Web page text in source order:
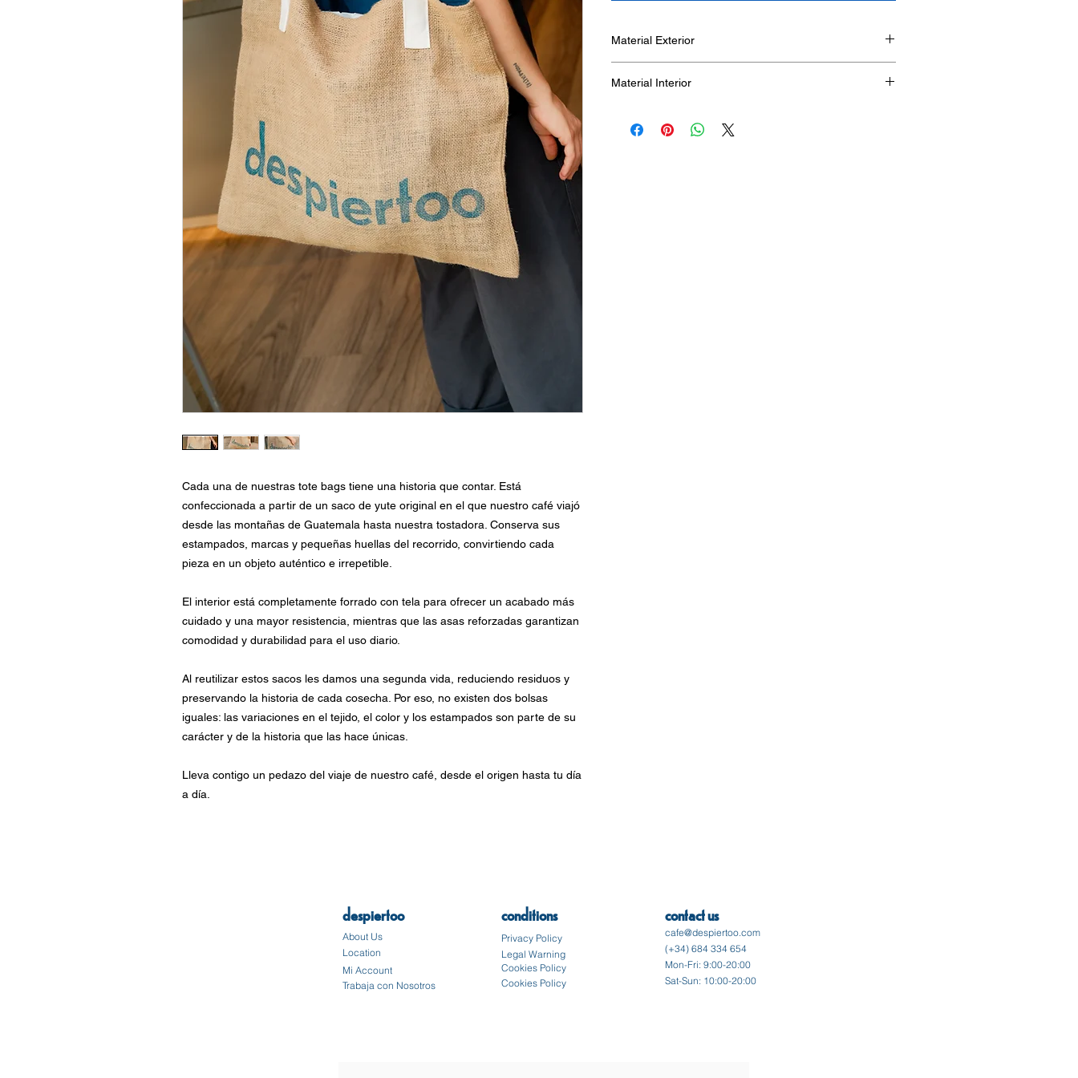
Cada una de nuestras tote bags tiene una historia que contar. Está
confeccionada a partir de un saco de yute original en el que nuestro café viajó
desde las montañas de Guatemala hasta nuestra tostadora. Conserva sus
estampados, marcas y pequeñas huellas del recorrido, convirtiendo cada
pieza en un objeto auténtico e irrepetible.
El interior está completamente forrado con tela para ofrecer un acabado más
cuidado y una mayor resistencia, mientras que las asas reforzadas garantizan
comodidad y durabilidad para el uso diario.
Al reutilizar estos sacos les damos una segunda vida, reduciendo residuos y
preservando la historia de cada cosecha. Por eso, no existen dos bolsas
iguales: las variaciones en el tejido, el color y los estampados son parte de su
carácter y de la historia que las hace únicas.
Lleva contigo un pedazo del viaje de nuestro café, desde el origen hasta tu día
a día.
Material Exterior
Material Interior
despiertoo
About Us
Location
Mi Account
Trabaja con Nosotros
conditions
Privacy Policy
Legal Warning
Cookies Policy
Cookies Policy
contact us
cafe@despiertoo.com
(+34) 684 334 654
Mon-Fri: 9:00-20:00
Sat-Sun: 10:00-20:00